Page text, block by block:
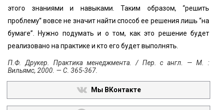
этого знаниями и навыками. Таким образом, “решить
проблему” вовсе не значит найти способ ее решения лишь “на
бумаге”. Нужно подумать и о том, как это решение будет
реализовано на практике и кто его будет выполнять.
П.Ф. Друкер. Практика менеджмента. / Пер. с англ. — М. :
Вильямс, 2000. — С. 365-367.
Мы ВКонтакте